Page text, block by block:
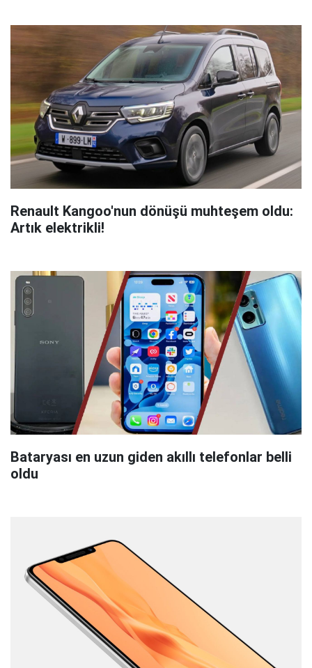
Renault Kangoo'nun dönüşü muhteşem oldu:
Artık elektrikli!
Bataryası en uzun giden akıllı telefonlar belli
oldu